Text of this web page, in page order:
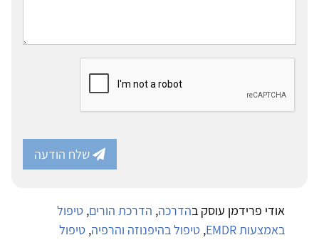
שלח הודעה
אודי פרידמן עוסק בהדרכה, הדרכת הורים, טיפול
באמצעות EMDR
, טיפול בהיפנוזה והרפיה, טיפול